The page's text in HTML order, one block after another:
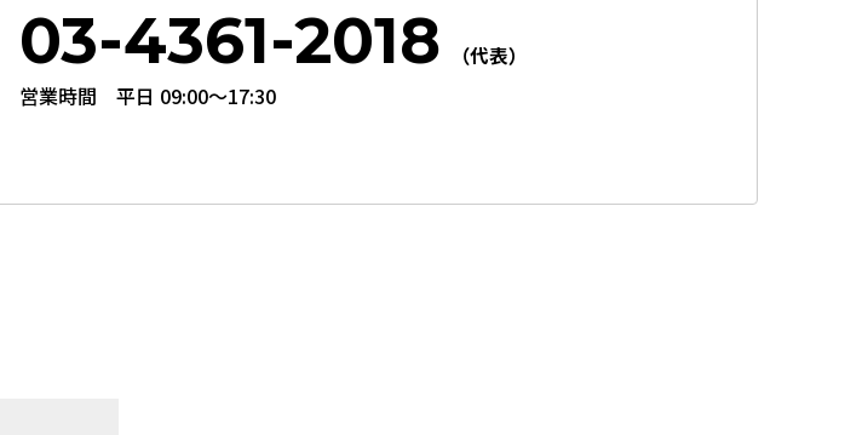
03-4361-2018 （代表）
営業時間 平日 09:00〜17:30